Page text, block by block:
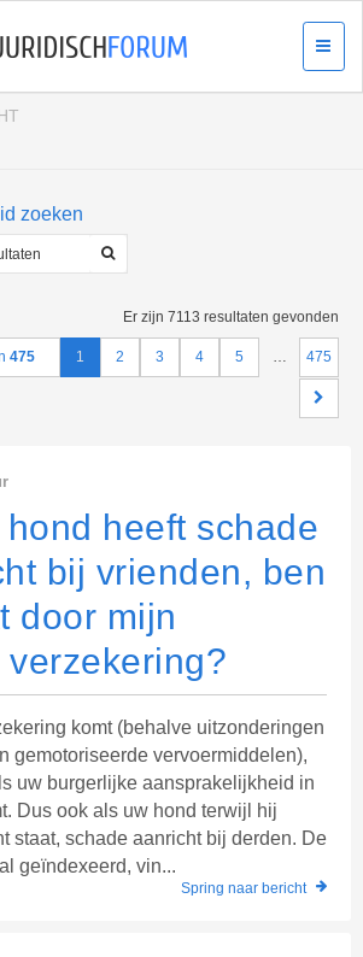
zoeken
Er zijn 7113 resultaten gevonden
475 1 2 3 4 5 … 475
heeft schade
bij vrienden, ben
door mijn
komt (behalve uitzonderingen
gemotoriseerde vervoermiddelen),
uw burgerlijke aansprakelijkheid in
Dus ook als uw hond terwijl hij
staat, schade aanricht bij derden. De
geïndexeerd, vin...
Spring naar bericht